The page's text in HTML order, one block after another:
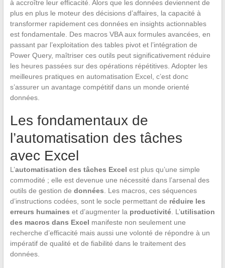
à accroître leur efficacité. Alors que les données deviennent de
plus en plus le moteur des décisions d’affaires, la capacité à
transformer rapidement ces données en insights actionnables
est fondamentale. Des macros VBA aux formules avancées, en
passant par l’exploitation des tables pivot et l’intégration de
Power Query, maîtriser ces outils peut significativement réduire
les heures passées sur des opérations répétitives. Adopter les
meilleures pratiques en automatisation Excel, c’est donc
s’assurer un avantage compétitif dans un monde orienté
données.
Les fondamentaux de
l’automatisation des tâches
avec Excel
L’automatisation des tâches Excel est plus qu’une simple
commodité ; elle est devenue une nécessité dans l’arsenal des
outils de gestion de données . Les macros, ces séquences
d’instructions codées, sont le socle permettant de réduire les
erreurs humaines et d’augmenter la productivité. L’utilisation
des macros dans Excel manifeste non seulement une
recherche d’efficacité mais aussi une volonté de répondre à un
impératif de qualité et de fiabilité dans le traitement des
données.